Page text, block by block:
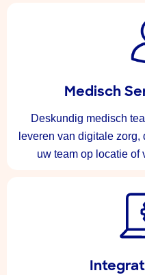
Medisch
Deskundig medisch
leveren van digitale
uw team op locatie of